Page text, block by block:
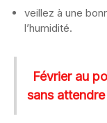
veillez à une
l’humidité.
Février au
sans